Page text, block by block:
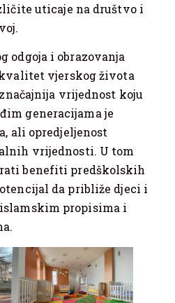
uticaje na društvo i
odgoja i obrazovanja
vjerskog života
vrijednost koju
generacijama je
ali opredjeljenost
vrijednosti. U tom
benefiti predškolskih
da približe djeci i
propisima i